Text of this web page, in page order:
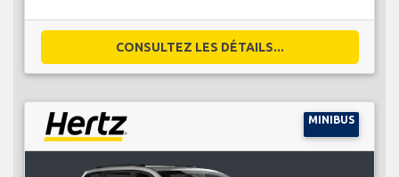
CONSULTEZ LES DÉTAILS...
MINIBUS